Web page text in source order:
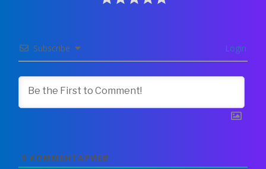
Subscribe Login
0 КОММЕНТАРИЕВ